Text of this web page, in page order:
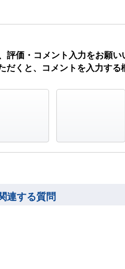
評価・コメント入力をお願い
くと、コメントを入力する
する質問